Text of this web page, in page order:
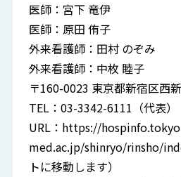
医師：宮下 竜伊
医師：原田 侑子
外来看護師：田村 のぞみ
外来看護師：中枚 睦子
〒160-0023 東京都新宿区西
TEL：03-3342-6111（代表）
URL： https://
med.ac.jp/shinryo/rinsho/
トに移動します）